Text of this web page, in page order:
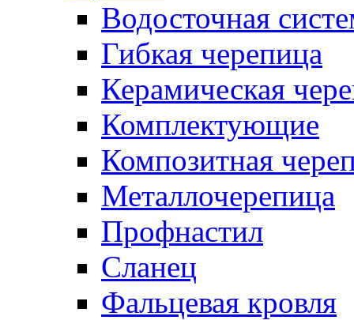
Водосточная
Гибкая черепица
Керамическая
Комплектующие
Композитная
Металлочерепица
Профнастил
Сланец
Фальцевая кровля